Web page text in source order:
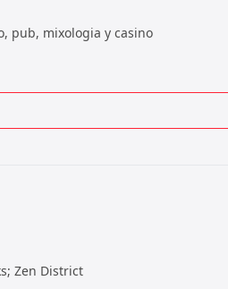
pub, mixologia y casino
Zen District